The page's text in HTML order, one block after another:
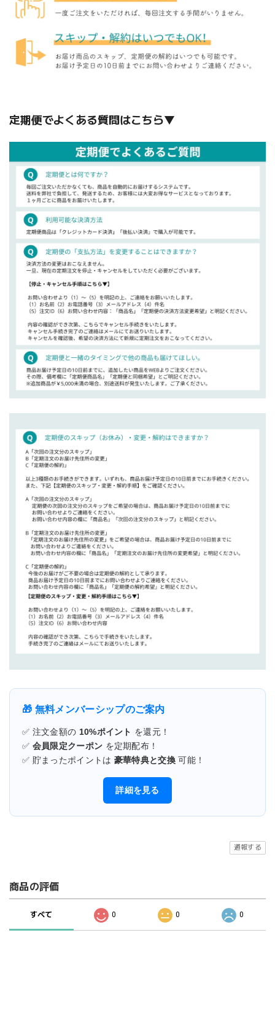
定期便でよくある質問はこちら▼
🎁 無料メンバーシップのご案内
✅ 注文金額の 10%ポイント を還元！
✅ 会員限定クーポン を定期配布！
✅ 貯まったポイントは 豪華特典と交換 可能！
詳細を見る
通報する
商品の評価
すべて 0 0 0